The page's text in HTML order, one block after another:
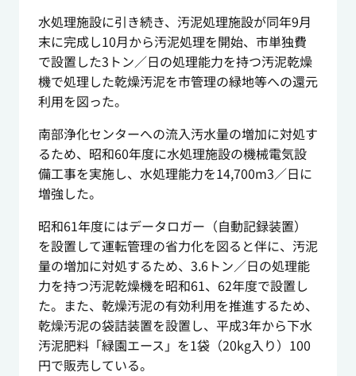
水処理施設に引き続き、汚泥処理施設が同年9月
末に完成し10月から汚泥処理を開始、市単独費
で設置した3トン／日の処理能力を持つ汚泥乾燥
機で処理した乾燥汚泥を市管理の緑地等への還元
利用を図った。
南部浄化センターへの流入汚水量の増加に対処す
るため、昭和60年度に水処理施設の機械電気設
備工事を実施し、水処理能力を14,700m3／日に
増強した。
昭和61年度にはデータロガー（自動記録装置）
を設置して運転管理の省力化を図ると伴に、汚泥
量の増加に対処するため、3.6トン／日の処理能
力を持つ汚泥乾燥機を昭和61、62年度で設置し
た。また、乾燥汚泥の有効利用を推進するため、
乾燥汚泥の袋詰装置を設置し、平成3年から下水
汚泥肥料「緑園エース」を1袋（20kg入り）100
円で販売している。